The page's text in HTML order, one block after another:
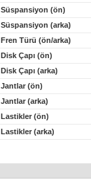
Süspansiyon (ön)
Süspansiyon (arka)
Fren Türü (ön/arka)
Disk Çapı (ön)
Disk Çapı (arka)
Jantlar (ön)
Jantlar (arka)
Lastikler (ön)
Lastikler (arka)